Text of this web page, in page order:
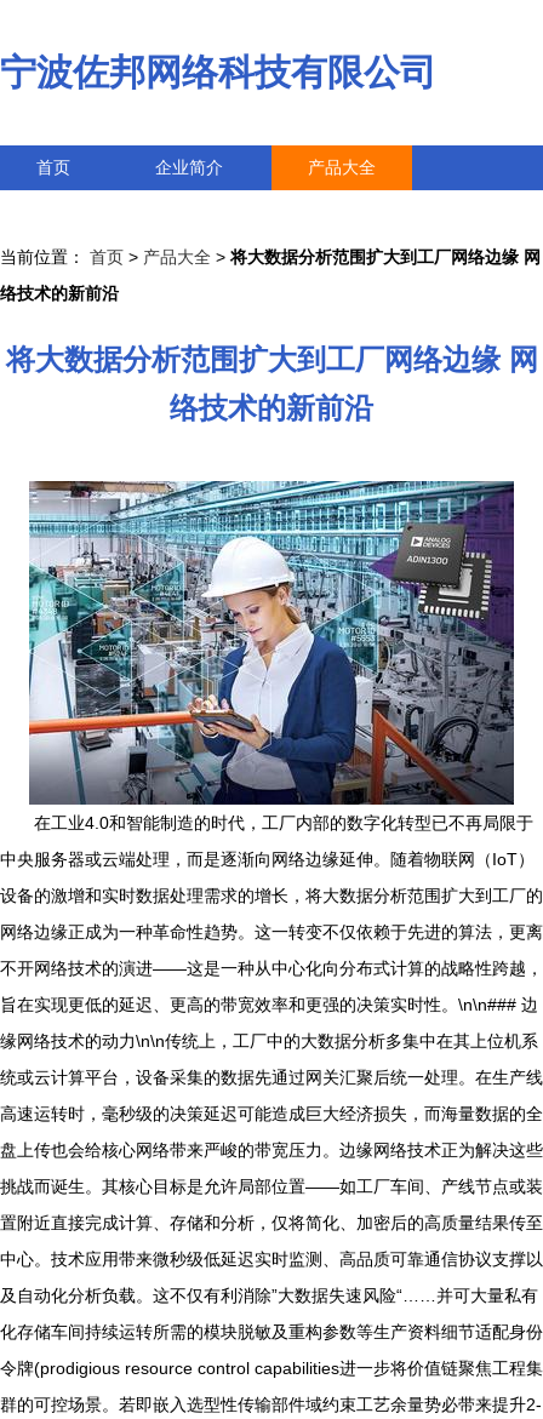
宁波佐邦网络科技有限公司
首页 企业简介 产品大全
当前位置： 首页 > 产品大全 > 将大数据分析范围扩大到工厂网络边缘 网
络技术的新前沿
将大数据分析范围扩大到工厂网络边缘 网
络技术的新前沿
在工业4.0和智能制造的时代，工厂内部的数字化转型已不再局限于
中央服务器或云端处理，而是逐渐向网络边缘延伸。随着物联网（IoT）
设备的激增和实时数据处理需求的增长，将大数据分析范围扩大到工厂的
网络边缘正成为一种革命性趋势。这一转变不仅依赖于先进的算法，更离
不开网络技术的演进——这是一种从中心化向分布式计算的战略性跨越，
旨在实现更低的延迟、更高的带宽效率和更强的决策实时性。\n\n### 边
缘网络技术的动力\n\n传统上，工厂中的大数据分析多集中在其上位机系
统或云计算平台，设备采集的数据先通过网关汇聚后统一处理。在生产线
高速运转时，毫秒级的决策延迟可能造成巨大经济损失，而海量数据的全
盘上传也会给核心网络带来严峻的带宽压力。边缘网络技术正为解决这些
挑战而诞生。其核心目标是允许局部位置——如工厂车间、产线节点或装
置附近直接完成计算、存储和分析，仅将简化、加密后的高质量结果传至
中心。技术应用带来微秒级低延迟实时监测、高品质可靠通信协议支撑以
及自动化分析负载。这不仅有利消除”大数据失速风险“……并可大量私有
化存储车间持续运转所需的模块脱敏及重构参数等生产资料细节适配身份
令牌(prodigious resource control capabilities进一步将价值链聚焦工程集
群的可控场景。若即嵌入选型性传输部件域约束工艺余量势必带来提升2-